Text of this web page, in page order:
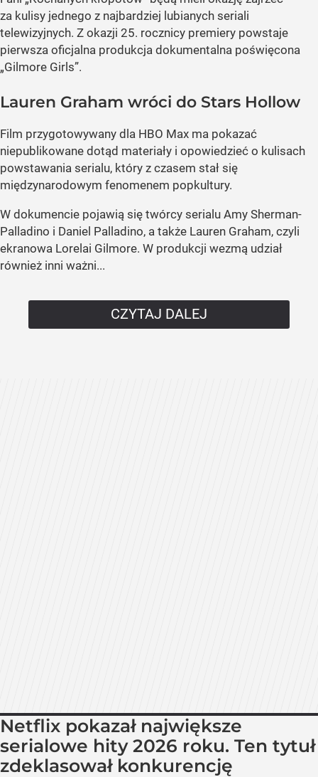
za kulisy jednego z najbardziej lubianych seriali
telewizyjnych. Z okazji 25. rocznicy premiery powstaje
pierwsza oficjalna produkcja dokumentalna poświęcona
„Gilmore Girls”.
Lauren Graham wróci do Stars Hollow
Film przygotowywany dla HBO Max ma pokazać
niepublikowane dotąd materiały i opowiedzieć o kulisach
powstawania serialu, który z czasem stał się
międzynarodowym fenomenem popkultury.
W dokumencie pojawią się twórcy serialu Amy Sherman-
Palladino i Daniel Palladino, a także Lauren Graham, czyli
ekranowa Lorelai Gilmore. W produkcji wezmą udział
również inni ważni...
CZYTAJ DALEJ
Netflix pokazał największe
serialowe hity 2026 roku. Ten tytuł
zdeklasował konkurencję